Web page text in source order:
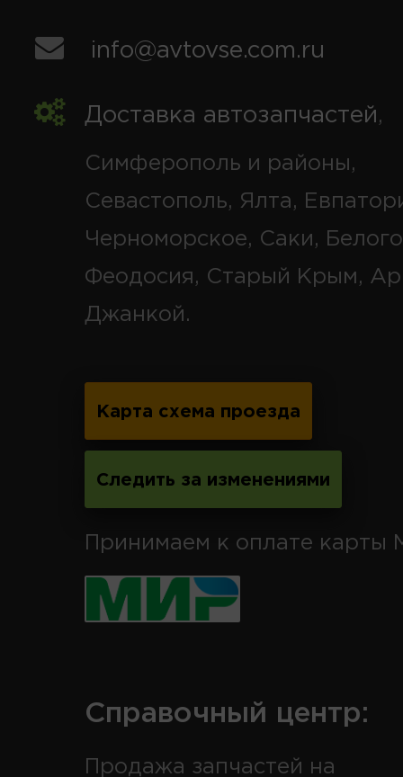
info@avtovse.com.ru
Доставка автозапчастей,
Симферополь и районы,
Севастополь, Ялта,
Черноморское, Саки,
Феодосия, Старый Крым,
Джанкой.
Карта схема проезда
Следить за изменениями
Принимаем к оплате карты
Справочный центр:
Продажа запчастей на